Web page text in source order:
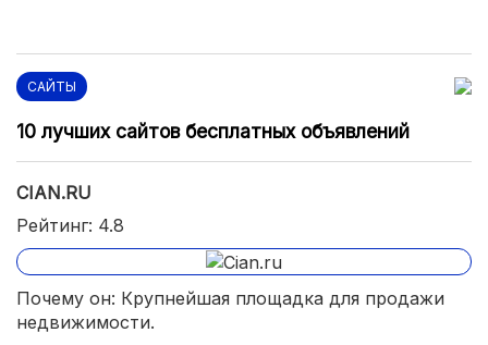
САЙТЫ
10 лучших сайтов бесплатных объявлений
CIAN.RU
Рейтинг: 4.8
Почему он: Крупнейшая площадка для продажи
недвижимости.